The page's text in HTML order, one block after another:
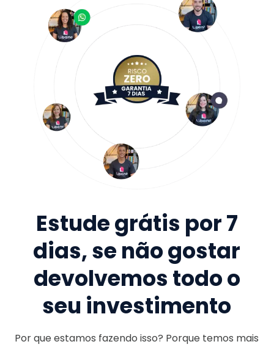
Estude grátis por 7
dias, se não gostar
devolvemos todo o
seu investimento
Por que estamos fazendo isso? Porque temos mais